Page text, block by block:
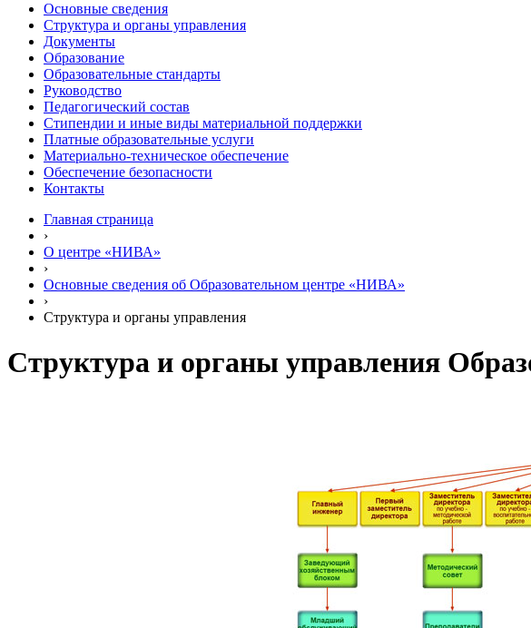
Основные сведения
Структура и органы управления
Документы
Образование
Образовательные стандарты
Руководство
Педагогический состав
Стипендии и иные виды материальной поддержки
Платные образовательные услуги
Материально-техническое обеспечение
Обеспечение безопасности
Контакты
Главная страница
›
О центре «НИВА»
›
Основные сведения об Образовательном центре «НИВА»
›
Структура и органы управления
Структура и органы управления